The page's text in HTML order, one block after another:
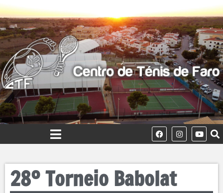
28º Torneio Babolat